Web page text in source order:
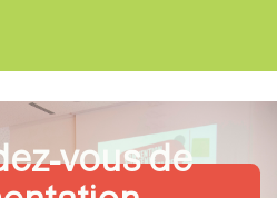
vous de